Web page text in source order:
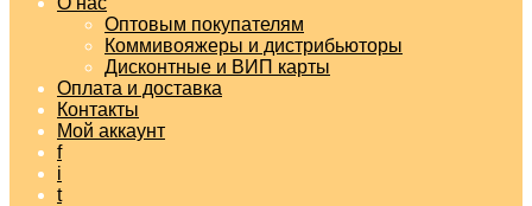
Оптовым покупателям
Коммивояжеры и дистрибьюторы
Дисконтные и ВИП карты
Оплата и доставка
Контакты
Мой аккаунт
f
i
t